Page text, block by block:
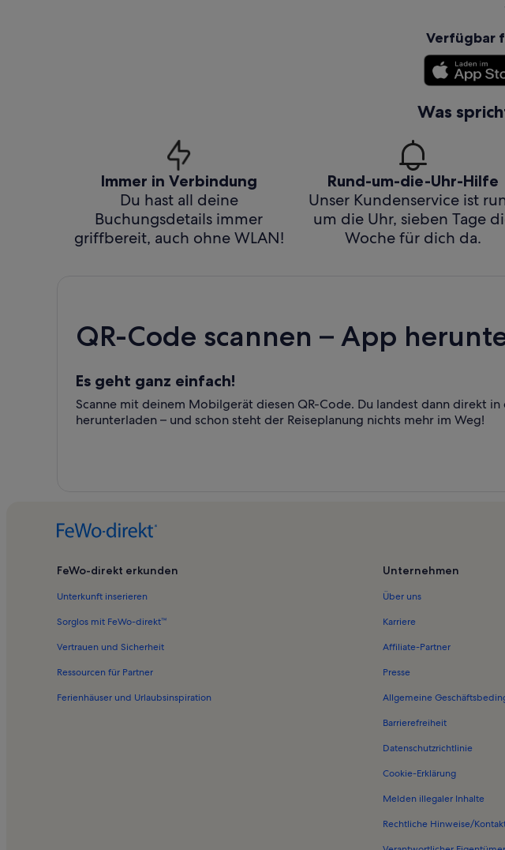
Verfügbar
Was
Immer in Verbindung
Du hast all deine
Buchungsdetails immer
griffbereit, auch ohne WLAN!
Rund-um-die-Uhr-Hilfe
Unser Kundenservice ist
um die Uhr, sieben Tage
Woche für dich da.
QR-Code scannen – App
Es geht ganz einfach!
Scanne mit deinem Mobilgerät diesen QR-Code. Du landest dann direkt
herunterladen – und schon steht der Reiseplanung nichts mehr im Weg!
FeWo-direkt erkunden
Unterkunft inserieren
Sorglos mit FeWo-direkt™
Vertrauen und Sicherheit
Ressourcen für Partner
Ferienhäuser und Urlaubsinspiration
Unternehmen
Über uns
Karriere
Affiliate-Partner
Presse
Allgemeine
Barrierefreiheit
Datenschutzrichtlinie
Cookie-Erklärung
Melden illegaler Inhalte
Rechtliche Hinweise/